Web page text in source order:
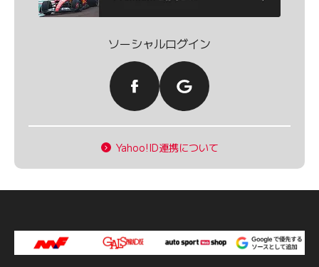
ソーシャルログイン
Yahoo!ID連携について